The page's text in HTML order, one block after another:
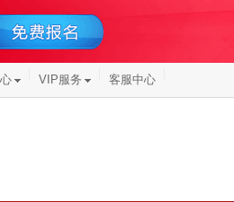
VIP服务 客服中心